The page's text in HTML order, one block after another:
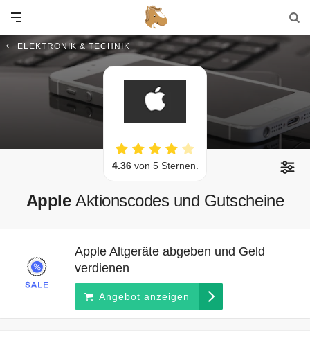
ELEKTRONIK & TECHNIK
4.36von 5 Sternen.
AppleAktionscodes und Gutscheine
Apple Altgeräte abgeben und Geld
verdienen
Angebot anzeigen